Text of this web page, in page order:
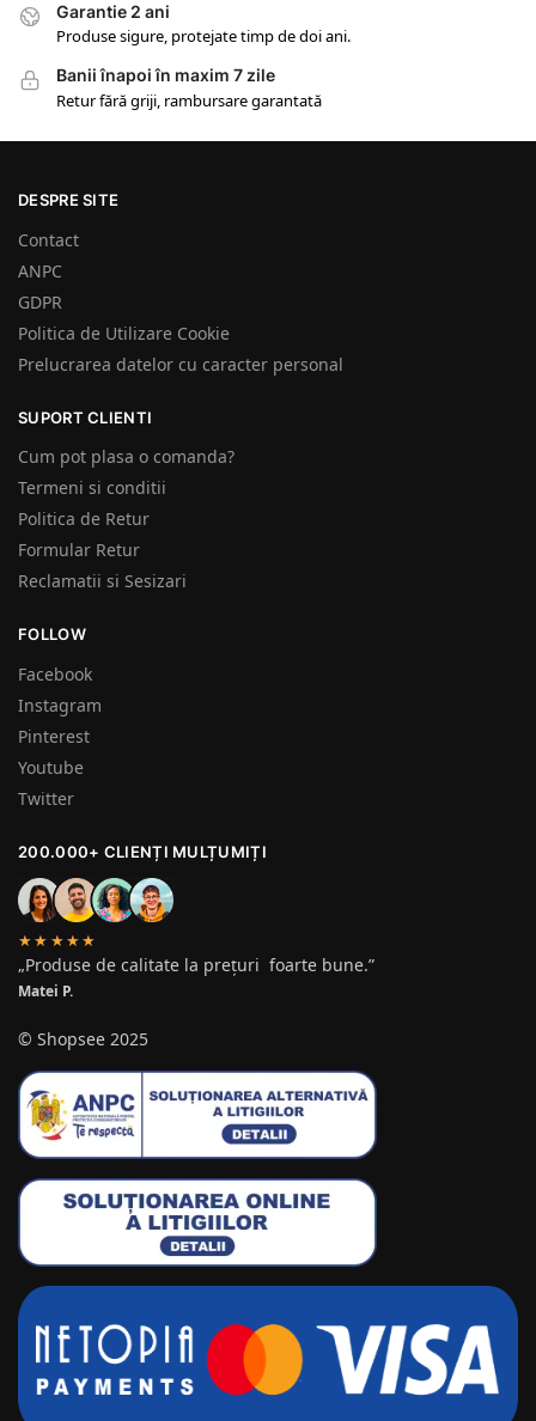
Garantie 2 ani
Produse sigure, protejate timp de doi ani.
Banii înapoi în maxim 7 zile
Retur fără griji, rambursare garantată
DESPRE SITE
Contact
ANPC
GDPR
Politica de Utilizare Cookie
Prelucrarea datelor cu caracter personal
SUPORT CLIENTI
Cum pot plasa o comanda?
Termeni si conditii
Politica de Retur
Formular Retur
Reclamatii si Sesizari
FOLLOW
Facebook
Instagram
Pinterest
Youtube
Twitter
200.000+ CLIENȚI MULȚUMIȚI
★★★★★
„Produse de calitate la prețuri foarte bune.”
Matei P.
© Shopsee 2025